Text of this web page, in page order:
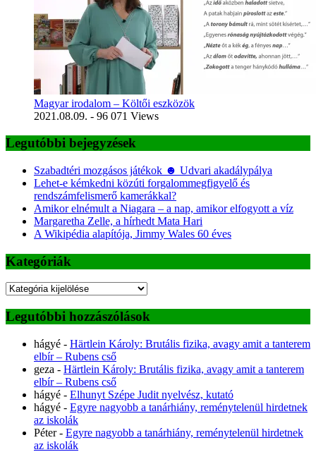
Magyar irodalom – Költői eszközök
2021.08.09. - 96 071 Views
Legutóbbi bejegyzések
Szabadtéri mozgásos játékok ☻ Udvari akadálypálya
Lehet-e kémkedni közúti forgalommegfigyelő és
rendszámfelismerő kamerákkal?
Amikor elnémult a Niagara – a nap, amikor elfogyott a víz
Margaretha Zelle, a hírhedt Mata Hari
A Wikipédia alapítója, Jimmy Wales 60 éves
Kategóriák
Kategóriák
Legutóbbi hozzászólások
hágyé - Härtlein Károly: Brutális fizika, avagy amit a tanterem
elbír – Rubens cső
geza - Härtlein Károly: Brutális fizika, avagy amit a tanterem
elbír – Rubens cső
hágyé - Elhunyt Szépe Judit nyelvész, kutató
hágyé - Egyre nagyobb a tanárhiány, reménytelenül hirdetnek
az iskolák
Péter- Egyre nagyobb a tanárhiány, reménytelenül hirdetnek
az iskolák